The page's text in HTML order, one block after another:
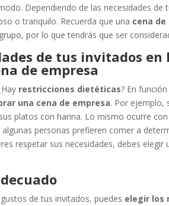
Dependiendo de las necesidades de
o tranquilo. Recuerda que una cena
por lo que tendrás que ser
de tus invitados en
de empresa
restricciones dietéticas? En
una cena de empresa. Por ejemplo,
platos con harina. Lo mismo ocurre con
personas prefieren comer a
respetar sus necesidades, debes
de tus invitados, puedes elegir los